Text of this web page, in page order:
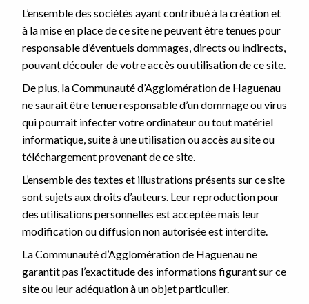
L’ensemble des sociétés ayant contribué à la création et
à la mise en place de ce site ne peuvent être tenues pour
responsable d’éventuels dommages, directs ou indirects,
pouvant découler de votre accès ou utilisation de ce site.
De plus, la Communauté d’Agglomération de Haguenau
ne saurait être tenue responsable d’un dommage ou virus
qui pourrait infecter votre ordinateur ou tout matériel
informatique, suite à une utilisation ou accès au site ou
téléchargement provenant de ce site.
L’ensemble des textes et illustrations présents sur ce site
sont sujets aux droits d’auteurs. Leur reproduction pour
des utilisations personnelles est acceptée mais leur
modification ou diffusion non autorisée est interdite.
La Communauté d’Agglomération de Haguenau ne
garantit pas l’exactitude des informations figurant sur ce
site ou leur adéquation à un objet particulier.